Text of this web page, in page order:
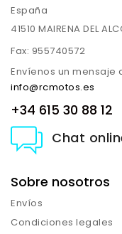
España
41510 MAIRENA DEL
Fax: 955740572
Envíenos un
info@rcmotos.es
+34 615 30 88 12
Chat
Sobre nosotros
Envíos
Condiciones legales